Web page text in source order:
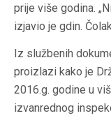
prije više godina.
izjavio je gdin.
Iz službenih
proizlazi kako je
2016.g. godine u
izvanrednog